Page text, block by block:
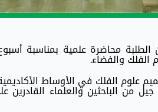
محاضرة علمية بمناسبة
الفلك والفضاء.
علوم الفلك في الأوساط
من الباحثين والعلماء